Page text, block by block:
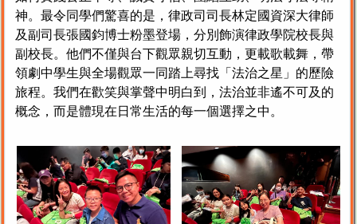
神。最令同學們驚喜的是，律政司司長林定國資深大律師
及副司長張國鈞博士粉墨登場，分別飾演律政學院校長與
副校長。他們不僅與台下觀眾親切互動，更載歌載舞，帶
領劇中學生與全場觀眾一同踏上尋找「法治之星」的歷險
旅程。我們在歡笑與掌聲中明白到，法治並非遙不可及的
概念，而是體現在日常生活的每一個選擇之中。